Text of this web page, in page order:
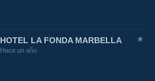
HOTEL LA FONDA MARBELLA
Hace un año